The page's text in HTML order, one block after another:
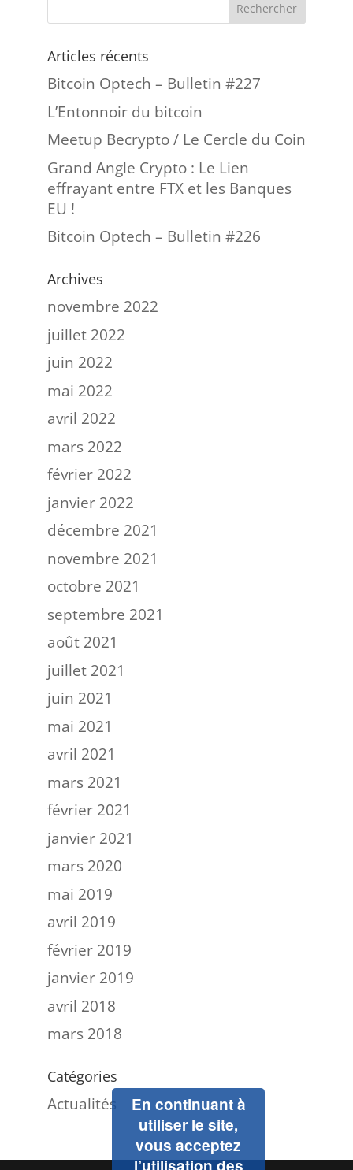
Articles récents
Bitcoin Optech – Bulletin #227
L’Entonnoir du bitcoin
Meetup Becrypto / Le Cercle du Coin
Grand Angle Crypto : Le Lien
effrayant entre FTX et les Banques
EU !
Bitcoin Optech – Bulletin #226
Archives
novembre 2022
juillet 2022
juin 2022
mai 2022
avril 2022
mars 2022
février 2022
janvier 2022
décembre 2021
novembre 2021
octobre 2021
septembre 2021
août 2021
juillet 2021
juin 2021
mai 2021
avril 2021
mars 2021
février 2021
janvier 2021
mars 2020
mai 2019
avril 2019
février 2019
janvier 2019
avril 2018
mars 2018
Catégories
Actualités
En continuant à
utiliser le site,
vous acceptez
l’utilisation des